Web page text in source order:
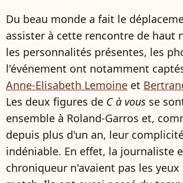
Du beau monde a fait le
assister à cette rencontre de haut
les personnalités présentes, les
l'événement ont notamment
Anne-Elisabeth Lemoine et
Les deux figures de C à vous se
ensemble à Roland-Garros et,
depuis plus d'un an, leur
indéniable. En effet, la journaliste
chroniqueur n'avaient pas les